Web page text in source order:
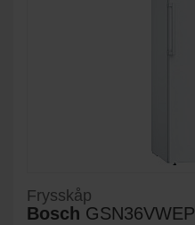
Frysskåp
Bosch GSN36VWEP